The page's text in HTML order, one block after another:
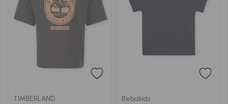
TIMBERLAND Bebakids